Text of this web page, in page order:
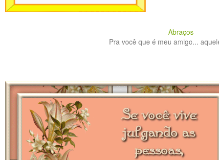
Abraços
Pra você que é meu amigo...